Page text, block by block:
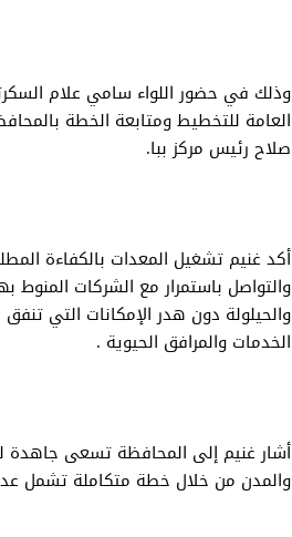
وذلك في حضور اللواء سامي علام
العامة للتخطيط ومتابعة الخطة
صلاح رئيس مركز ببا.
أكد غنيم تشغيل المعدات بالكفاءة
والتواصل باستمرار مع الشركات المنوط
والحيلولة دون هدر الإمكانات التي
الخدمات والمرافق الحيوية .
أشار غنيم إلى المحافظة تسعى جاهدة
والمدن من خلال خطة متكاملة تشمل